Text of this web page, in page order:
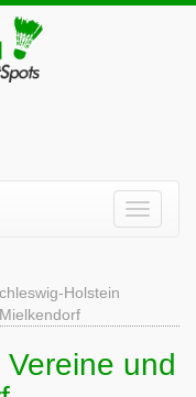
Holstein
Mielkendorf
und